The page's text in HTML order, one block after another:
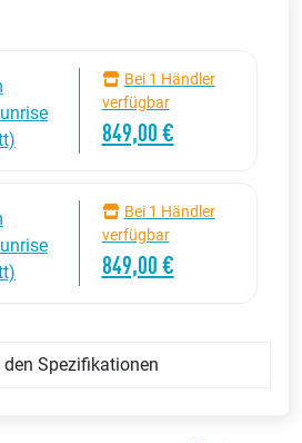
Bei 1 Händler
verfügbar
849,00 €
Bei 1 Händler
verfügbar
849,00 €
den Spezifikationen